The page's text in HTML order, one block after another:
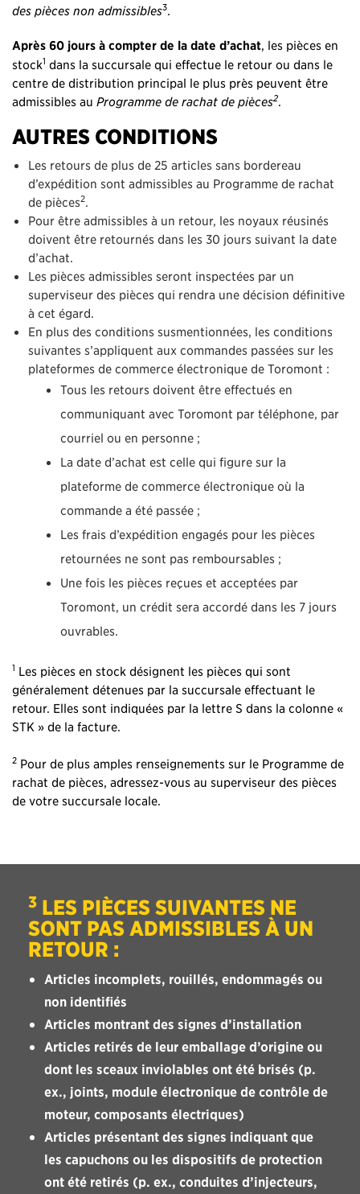
des pièces non admissibles3.
Après 60 jours à compter de la date d’achat, les pièces en
stock1 dans la succursale qui effectue le retour ou dans le
centre de distribution principal le plus près peuvent être
admissibles au Programme de rachat de pièces2.
AUTRES CONDITIONS
Les retours de plus de 25 articles sans bordereau
d’expédition sont admissibles au Programme de rachat
de pièces2.
Pour être admissibles à un retour, les noyaux réusinés
doivent être retournés dans les 30 jours suivant la date
d’achat.
Les pièces admissibles seront inspectées par un
superviseur des pièces qui rendra une décision définitive
à cet égard.
En plus des conditions susmentionnées, les conditions
suivantes s’appliquent aux commandes passées sur les
plateformes de commerce électronique de Toromont :
Tous les retours doivent être effectués en
communiquant avec Toromont par téléphone, par
courriel ou en personne ;
La date d’achat est celle qui figure sur la
plateforme de commerce électronique où la
commande a été passée ;
Les frais d’expédition engagés pour les pièces
retournées ne sont pas remboursables ;
Une fois les pièces reçues et acceptées par
Toromont, un crédit sera accordé dans les 7 jours
ouvrables.
1 Les pièces en stock désignent les pièces qui sont
généralement détenues par la succursale effectuant le
retour. Elles sont indiquées par la lettre S dans la colonne «
STK » de la facture.
2 Pour de plus amples renseignements sur le Programme de
rachat de pièces, adressez-vous au superviseur des pièces
de votre succursale locale.
3 LES PIÈCES SUIVANTES NE
SONT PAS ADMISSIBLES À UN
RETOUR :
Articles incomplets, rouillés, endommagés ou
non identifiés
Articles montrant des signes d’installation
Articles retirés de leur emballage d’origine ou
dont les sceaux inviolables ont été brisés (p.
ex., joints, module électronique de contrôle de
moteur, composants électriques)
Articles présentant des signes indiquant que
les capuchons ou les dispositifs de protection
ont été retirés (p. ex., conduites d’injecteurs,